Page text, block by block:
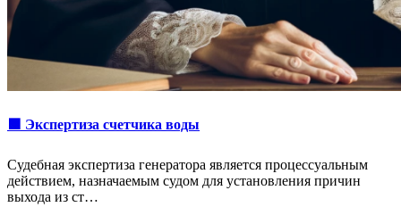
🟩 Экспертиза счетчика воды
Судебная экспертиза генератора является процессуальным
действием, назначаемым судом для установления причин
выхода из ст…